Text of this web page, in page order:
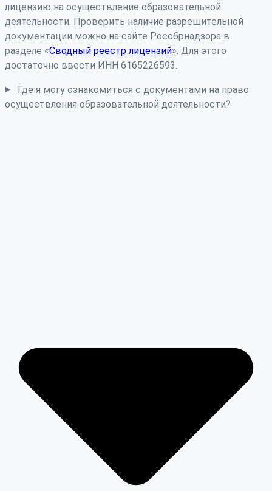
лицензию на осуществление образовательной
деятельности. Проверить наличие разрешительной
документации можно на сайте Рособрнадзора в
разделе «Сводный реестр лицензий». Для этого
достаточно ввести ИНН 6165226593.
Где я могу ознакомиться с документами на право
осуществления образовательной деятельности?